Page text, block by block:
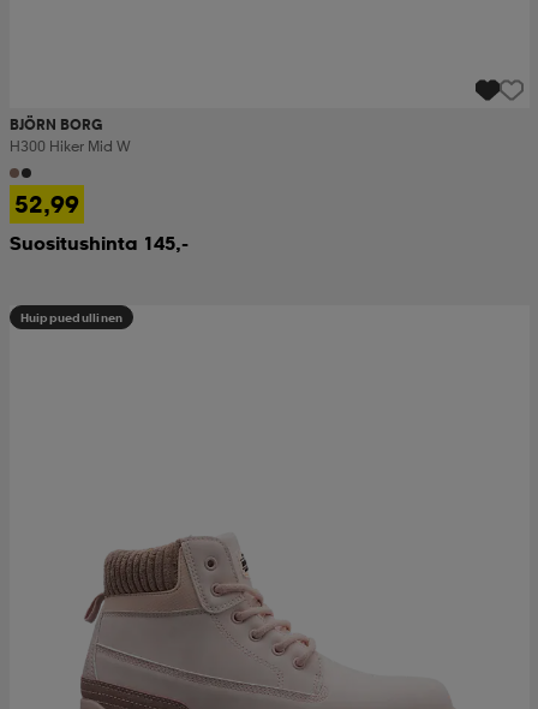
BJÖRN BORG
H300 Hiker Mid W
52,99
Suositushinta 145,-
Huippuedullinen